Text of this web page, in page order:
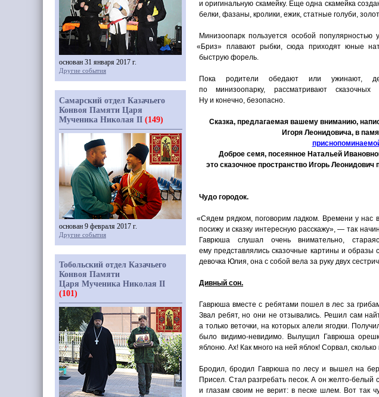
и оригинальную скамейку. Еще одна скамейка
белки, фазаны, кролики, ежик, статные голуби,
Минизоопарк пользуется особой
« Бриз» плавают рыбки, сюда приходят юные
быструю форель.
Пока родители обедают или ужинают,
по минизоопарку, рассматривают
Ну и конечно, безопасно.
Сказка, предлагаемая вашему вниманию,
Игоря Леонидовича, в
Доброе семя, посеянное Натальей
это сказочное пространство Игорь
Чудо городок.
«Сядем рядком, поговорим ладком. Времени у нас
посижу и сказку интересную расскажу», — так
Гаврюша слушал очень внимательно,
ему представлялись сказочные картины и образы
девочка Юлия, она с собой вела за руку двух
Дивный сон.
Гаврюша вместе с ребятами пошел в лес за
Звал ребят, но они не отзывались. Решил сам
а только веточки, на которых алели ягодки.
было видимо-невидимо. Вылущил Гаврюша
яблоню. Ах! Как много на ней яблок! Сорвал,
Бродил, бродил Гаврюша по лесу и вышел на
Присел. Стал разгребать песок. А он желто-белый
и глазам своим не верит: в песке шлем. Вот так
основан 31 января 2017 г.
Другие события
Самарский отдел Казачьего
Конвоя Памяти Царя
Мученика Николая II (149)
основан 9 февраля 2017 г.
Другие события
Тобольский отдел Казачьего
Конвоя Памяти
Царя Мученика Николая II
(101)